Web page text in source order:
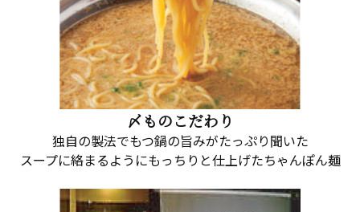
〆ものこだわり
独自の製法でもつ鍋の旨みがたっぷり聞いた
スープに絡まるようにもっちりと仕上げたちゃんぽん麺